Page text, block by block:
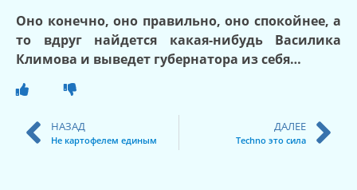
Оно конечно, оно правильно, оно спокойнее, а
то вдруг найдется какая-нибудь Василика
Климова и выведет губернатора из себя…
НАЗАД
Не картофелем единым
ДАЛЕЕ
Techno это сила